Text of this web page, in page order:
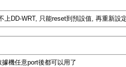
DD-WRT, 只能reset到預設值, 再重新設
機任意port後都可以用了